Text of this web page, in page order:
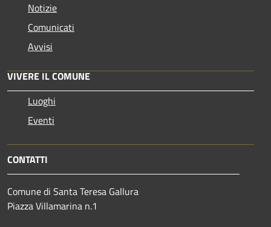
Notizie
Comunicati
Avvisi
VIVERE IL COMUNE
Luoghi
Eventi
CONTATTI
Comune di Santa Teresa Gallura
Piazza Villamarina n.1